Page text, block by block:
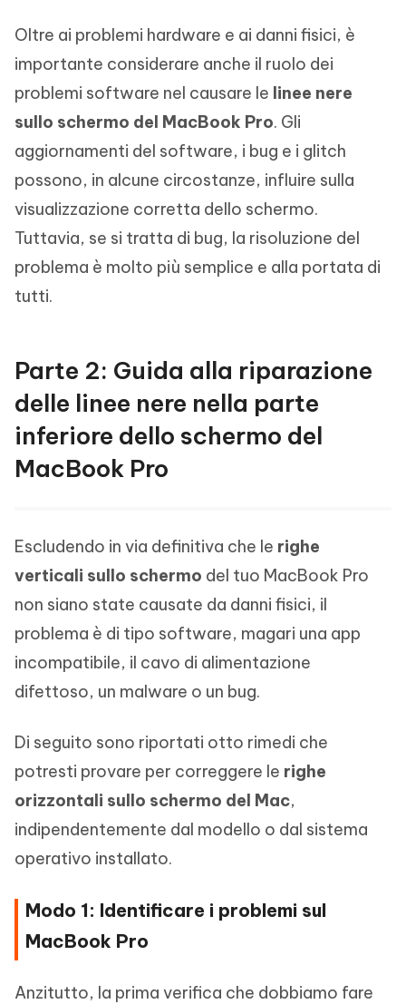
Oltre ai problemi hardware e ai danni fisici, è
importante considerare anche il ruolo dei
problemi software nel causare le linee nere
sullo schermo del MacBook Pro. Gli
aggiornamenti del software, i bug e i glitch
possono, in alcune circostanze, influire sulla
visualizzazione corretta dello schermo.
Tuttavia, se si tratta di bug, la risoluzione del
problema è molto più semplice e alla portata di
tutti.
Parte 2: Guida alla riparazione
delle linee nere nella parte
inferiore dello schermo del
MacBook Pro
Escludendo in via definitiva che le righe
verticali sullo schermo del tuo MacBook Pro
non siano state causate da danni fisici, il
problema è di tipo software, magari una app
incompatibile, il cavo di alimentazione
difettoso, un malware o un bug.
Di seguito sono riportati otto rimedi che
potresti provare per correggere le righe
orizzontali sullo schermo del Mac,
indipendentemente dal modello o dal sistema
operativo installato.
Modo 1: Identificare i problemi sul
MacBook Pro
Anzitutto, la prima verifica che dobbiamo fare